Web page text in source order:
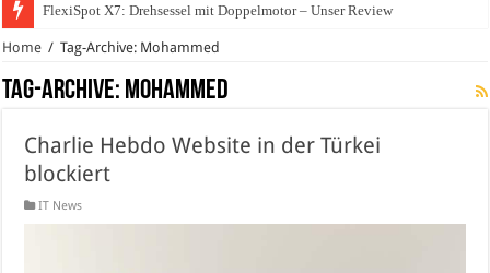
FlexiSpot X7: Drehsessel mit Doppelmotor – Unser Review
Home / Tag-Archive: Mohammed
Tag-Archive: Mohammed
Charlie Hebdo Website in der Türkei
blockiert
IT News